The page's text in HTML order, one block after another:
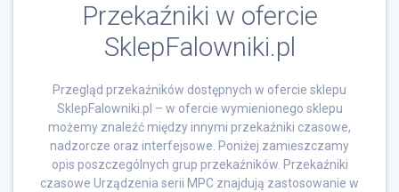
Przekaźniki w ofercie
SklepFalowniki.pl
Przegląd przekaźników dostępnych w ofercie sklepu
SklepFalowniki.pl – w ofercie wymienionego sklepu
możemy znaleźć między innymi przekaźniki czasowe,
nadzorcze oraz interfejsowe. Poniżej zamieszczamy
opis poszczególnych grup przekaźników. Przekaźniki
czasowe Urządzenia serii MPC znajdują zastosowanie w